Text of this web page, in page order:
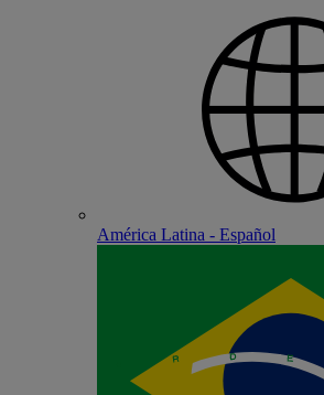
América Latina - Español